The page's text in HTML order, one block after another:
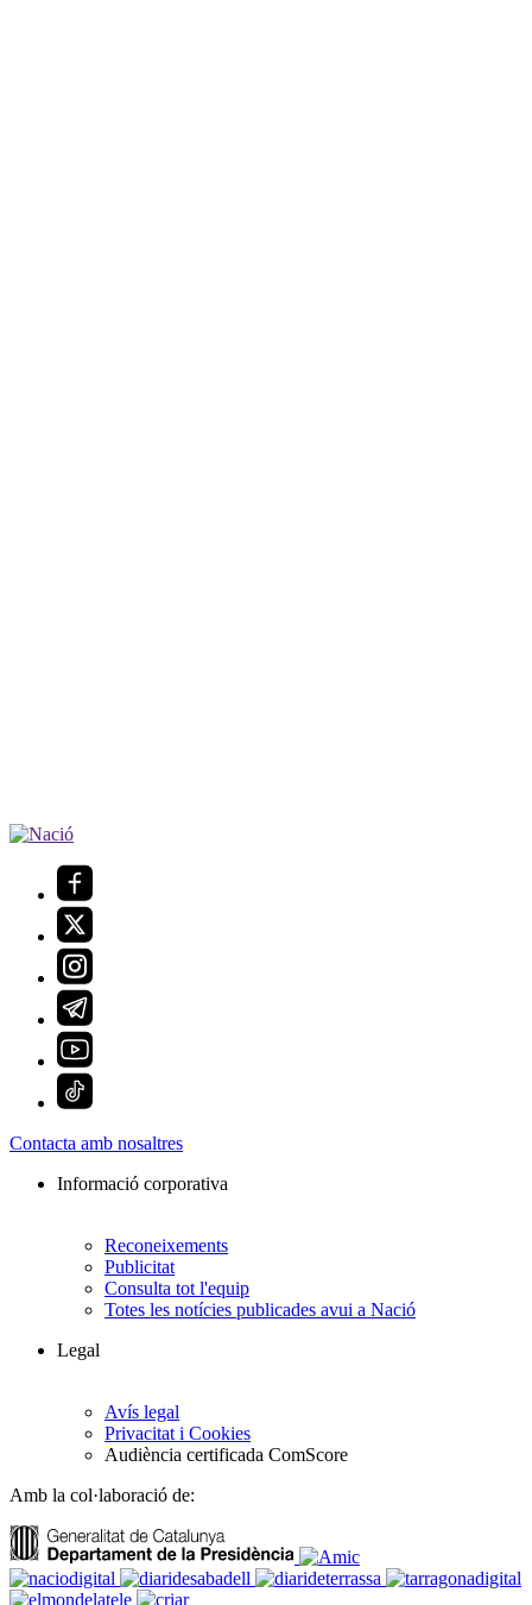
Contacta amb nosaltres
Informació corporativa
Reconeixements
Publicitat
Consulta tot l'equip
Totes les notícies publicades avui a Nació
Legal
Avís legal
Privacitat i Cookies
Audiència certificada ComScore
Amb la col·laboració de: